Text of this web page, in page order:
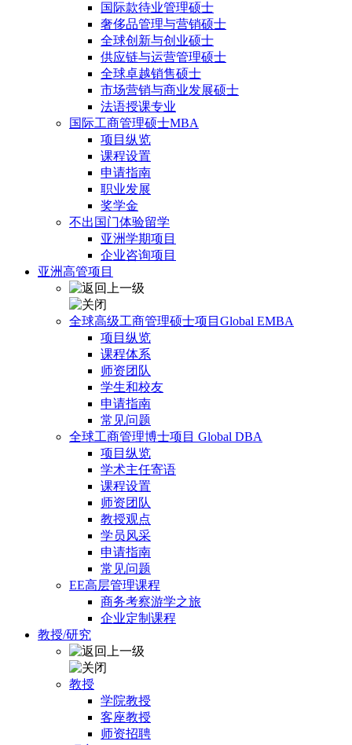
国际款待业管理硕士
奢侈品管理与营销硕士
全球创新与创业硕士
供应链与运营管理硕士
全球卓越销售硕士
市场营销与商业发展硕士
法语授课专业
国际工商管理硕士MBA
项目纵览
课程设置
申请指南
职业发展
奖学金
不出国门体验留学
亚洲学期项目
企业咨询项目
亚洲高管项目
全球高级工商管理硕士项目Global EMBA
项目纵览
课程体系
师资团队
学生和校友
申请指南
常见问题
全球工商管理博士项目 Global DBA
项目纵览
学术主任寄语
课程设置
师资团队
教授观点
学员风采
申请指南
常见问题
EE高层管理课程
商务考察游学之旅
企业定制课程
教授/研究
教授
学院教授
客座教授
师资招聘